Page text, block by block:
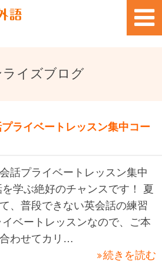
ライズブログ
ライベートレッスン集中コー
話プライベートレッスン集中
学ぶ絶好のチャンスです！ 夏
、普段できない英会話の練習
ベートレッスンなので、ご本
わせてカリ…
続きを読む